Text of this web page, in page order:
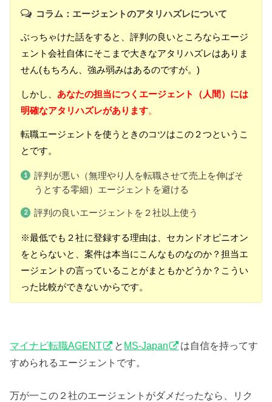
コラム：エージェントのアタリハズレについて
ぶっちゃけた話をすると、評判の良いところならエージ
ェント会社自体にそこまで大きなアタリハズレはありま
せん(もちろん、強み弱みはあるのですが。)
しかし、 あなたの担当につくエージェント（人間）には
明確なアタリハズレがあります。
転職エージェントを使うときのコツはこの２つというこ
とです。
評判が悪い（無理やり人を転職させて売上を伸ばそ
うとする零細）エージェントを避ける
評判の良いエージェントを２社以上使う
※最低でも２社に登録する理由は、セカンドオピニオン
をとらないと、案件は本当にこんなものなのか？担当エ
ージェントの言っていることがまともかどうか？ こうい
った比較ができないからです。
マイナビ転職AGENT と MS-Japan
は自信を持ってす
すめられるエージェントです。
万が一この２社のエージェントがダメだったなら、リク